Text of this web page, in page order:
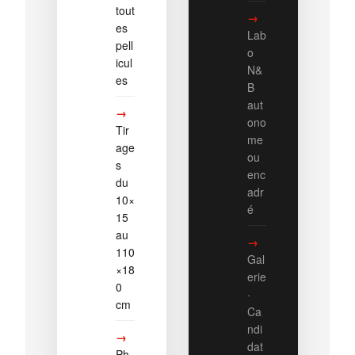
tout
es
pell
icul
es
Tir
age
s
du
10×
15
au
110
×18
0
cm
Lab
o
N&
B
aut
ono
me
ou
enc
adr
é
Gal
erie
·
Ca
ndi
dat